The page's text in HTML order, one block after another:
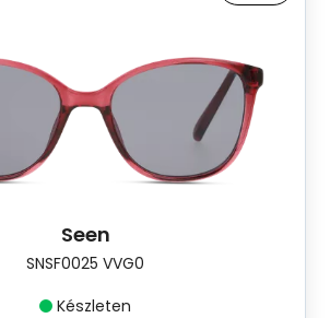
Seen
SNSF0025 VVG0
Készleten